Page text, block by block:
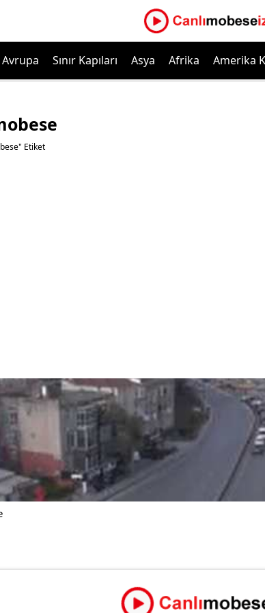
Avrupa Sınır Kapıları Asya Afrika Amerika
Etiket